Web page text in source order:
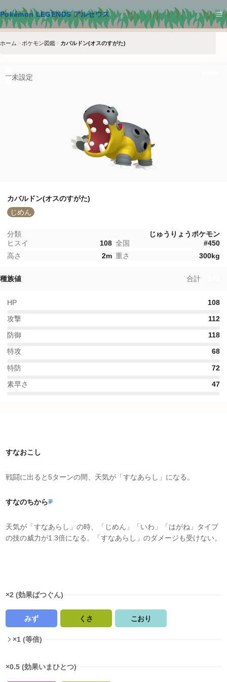
Pokémon LEGENDS アルセウス
メインコンテンツへスキップ
ホーム ポケモン図鑑 カバルドン(オスのすがた)
未設定
カバルドン(オスのすがた)
じめん
分類
じゅうりょうポケモン
ヒスイ
108 全国 #450
高さ
2m 重さ 300kg
種族値 合計
HP 108
攻撃 112
防御 118
特攻 68
特防 72
素早さ 47
すなおこし
戦闘に出ると5ターンの間、天気が「すなあらし」になる。
すなのちから夢
天気が「すなあらし」の時、「じめん」「いわ」「はがね」タイプ
の技の威力が1.3倍になる。「すなあらし」のダメージも受けない。
×2 (効果ばつぐん)
みず くさ こおり
×1 (等倍)
×0.5 (効果いまひとつ)